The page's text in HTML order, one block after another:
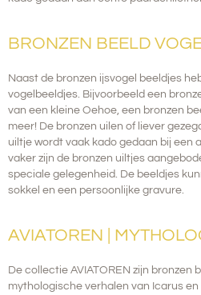
BRONZEN BEELD
Naast de bronzen ijsvogel beeldjes
vogelbeeldjes. Bijvoorbeeld een
van een kleine Oehoe, een bronzen
meer! De bronzen uilen of liever
uiltje wordt vaak kado gedaan bij een
vaker zijn de bronzen uiltjes
speciale gelegenheid. De beeldjes
sokkel en een persoonlijke gravure.
AVIATOREN |
De collectie AVIATOREN zijn bronzen
mythologische verhalen van Icarus